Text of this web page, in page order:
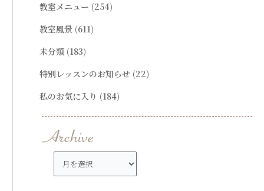
教室メニュー (254)
教室風景 (611)
未分類 (183)
特別レッスンのお知らせ (22)
私のお気に入り (184)
カ